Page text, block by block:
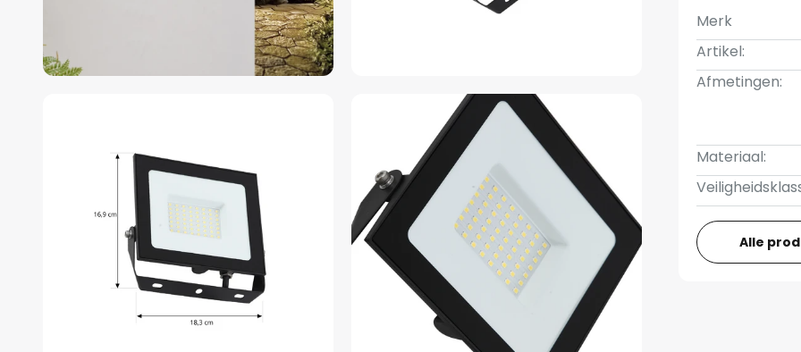
Merk
Artikel:
Afmetingen:
Materiaal:
Alle